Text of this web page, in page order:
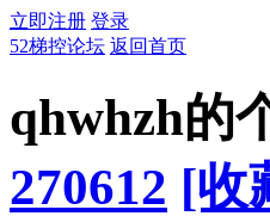
立即注册 登录
52梯控论坛 返回首页
qhwhzh的
270612 [收